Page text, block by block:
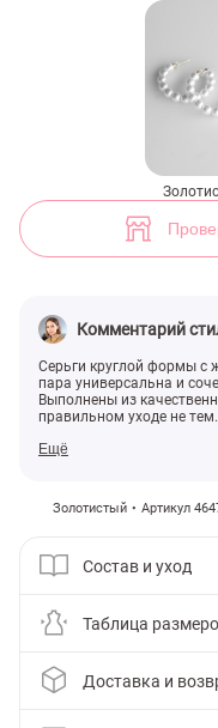
Комментарий
Серьги круглой формы с
пара универсальна и
Выполнены из
правильном уходе не
Ещё
Золотистый Артикул
Состав и уход
Таблица
Доставка и
Золотистые серьги